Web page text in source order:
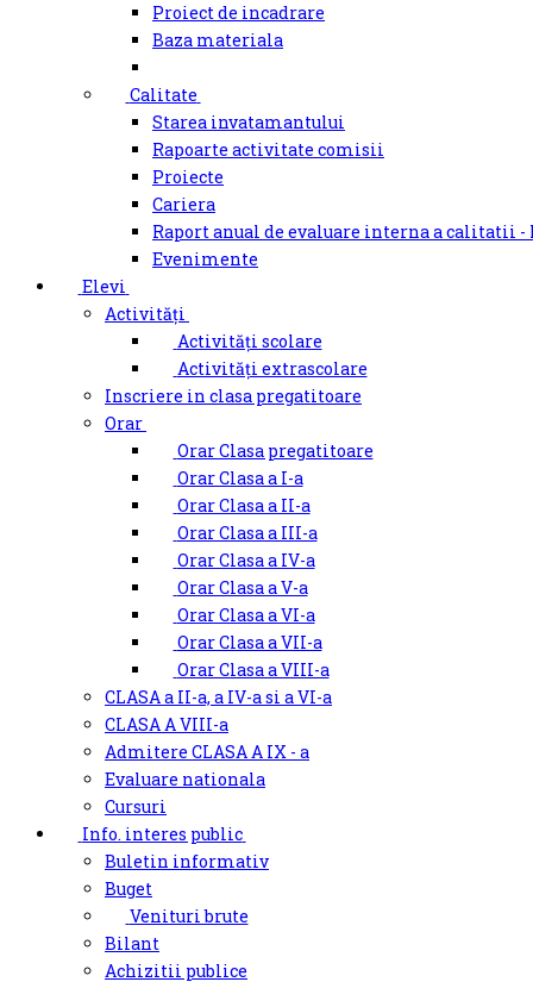
Proiect de incadrare
Baza materiala
Calitate
Starea invatamantului
Rapoarte activitate comisii
Proiecte
Cariera
Raport anual de evaluare interna a calitatii -
Evenimente
Elevi
Activități
Activități scolare
Activități extrascolare
Inscriere in clasa pregatitoare
Orar
Orar Clasa pregatitoare
Orar Clasa a I-a
Orar Clasa a II-a
Orar Clasa a III-a
Orar Clasa a IV-a
Orar Clasa a V-a
Orar Clasa a VI-a
Orar Clasa a VII-a
Orar Clasa a VIII-a
CLASA a II-a, a IV-a si a VI-a
CLASA A VIII-a
Admitere CLASA A IX - a
Evaluare nationala
Cursuri
Info. interes public
Buletin informativ
Buget
Venituri brute
Bilant
Achizitii publice